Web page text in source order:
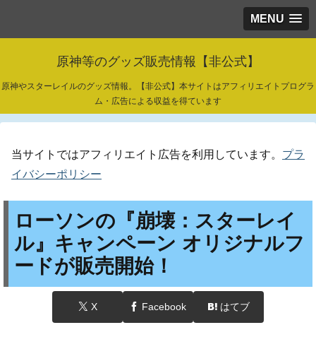
MENU
原神等のグッズ販売情報【非公式】
原神やスターレイルのグッズ情報。【非公式】本サイトはアフィリエイトプログラ
ム・広告による収益を得ています
当サイトではアフィリエイト広告を利用しています。 プラ
イバシーポリシー
ローソンの『崩壊：スターレイ
ル』キャンペーン オリジナルフ
ードが販売開始！
X Facebook はてブ